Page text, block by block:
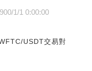
1/1 0:00:00
USDT交易對